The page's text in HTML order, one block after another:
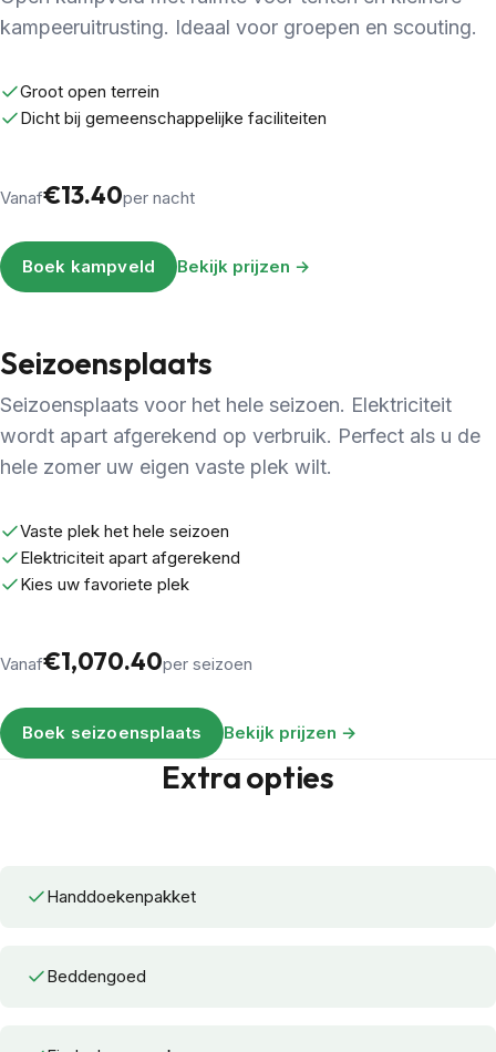
kampeeruitrusting. Ideaal voor groepen en scouting.
Groot open terrein
Dicht bij gemeenschappelijke faciliteiten
Vanaf€13.40per nacht
Boek kampveld Bekijk prijzen →
Seizoensplaats
Seizoensplaats voor het hele seizoen. Elektriciteit
wordt apart afgerekend op verbruik. Perfect als u de
hele zomer uw eigen vaste plek wilt.
Vaste plek het hele seizoen
Elektriciteit apart afgerekend
Kies uw favoriete plek
Vanaf€1,070.40per seizoen
Boek seizoensplaats Bekijk prijzen →
Extra opties
Handdoekenpakket
Beddengoed